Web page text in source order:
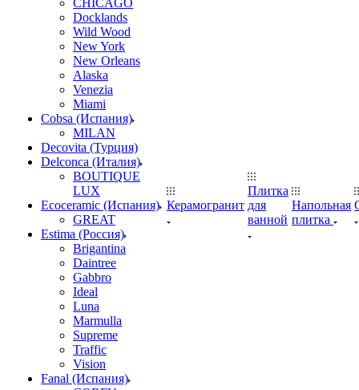
CHICAGO
Docklands
Wild Wood
New York
New Orleans
Alaska
Venezia
Miami
Cobsa (Испания)
MILAN
Decovita (Турция)
Delconca (Италия)
BOUTIQUE
LUX
Ecoceramic (Испания)
GREAT
Estima (Россия)
Brigantina
Daintree
Gabbro
Ideal
Luna
Marmulla
Supreme
Traffic
Vision
Fanal (Испания)
Керамогранит
Плитка
для
ванной
Напольная
плитка